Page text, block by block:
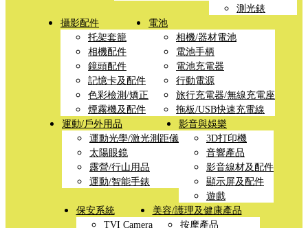
測光錶
攝影配件
托架套籠
相機配件
鏡頭配件
記憶卡及配件
色彩檢測/矯正
煙霧機及配件
電池
相機/器材電池
電池手柄
電池充電器
行動電源
旅行充電器/無線充電座
拖板/USB快速充電線
運動/戶外用品
運動光學/激光測距儀
太陽眼鏡
露營/行山用品
運動/智能手錶
影音與娛樂
3D打印機
音響產品
影音線材及配件
顯示屏及配件
遊戲
保安系統
TVI Camera
美容/護理及健康產品
按摩產品